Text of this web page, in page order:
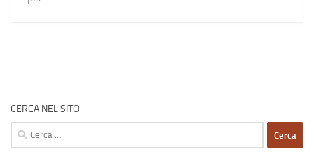
CERCA NEL SITO
Ricerca
per: